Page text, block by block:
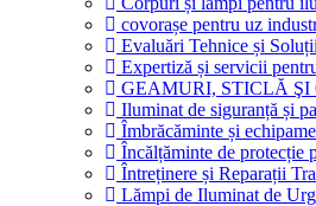
covorașe pentru uz
Evaluări Tehnice și
Expertiză și servicii
GEAMURI, STICLĂ
Iluminat de siguranță și
Îmbrăcăminte și
Încălțăminte de protecție
Întreținere și Reparații
Lămpi de Iluminat de